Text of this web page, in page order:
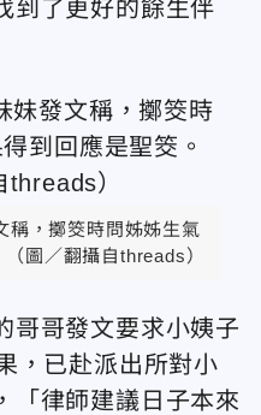
到了更好的餘生伴
稱，擲筊時問姊姊生氣
圖／翻攝自threads）
哥哥發文要求小姨子
，已赴派出所對小
「律師建議日子本來